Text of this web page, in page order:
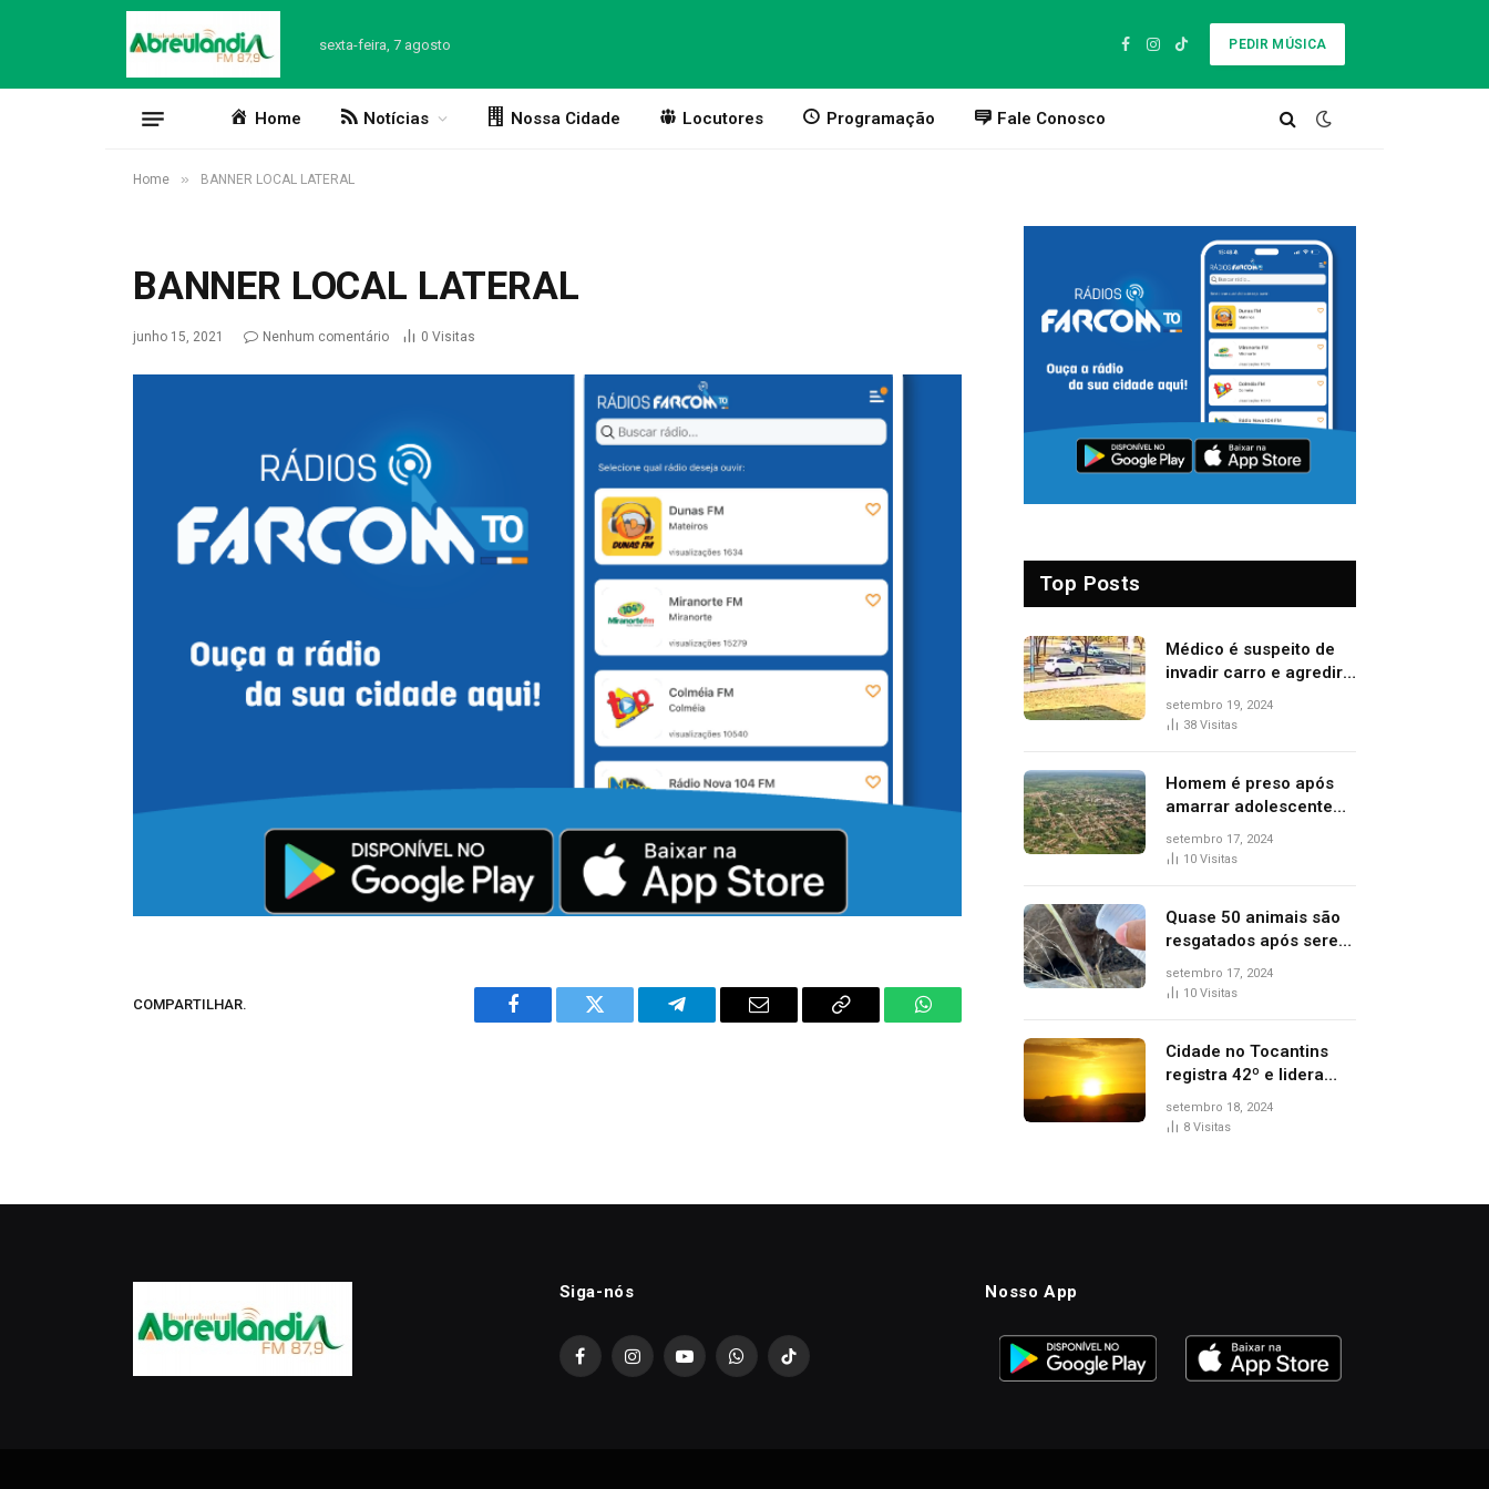
sexta-feira, 7 agosto
Facebook
Instagram
TikTok
PEDIR MÚSICA
Home Notícias Nossa Cidade Locutores Programação Fale Conosco
Home » BANNER LOCAL LATERAL
BANNER LOCAL LATERAL
junho 15, 2021 Nenhum comentário 0 Visitas
COMPARTILHAR.
Facebook Twitter Telegram Email
Copy
WhatsApp
Top Posts
Médico é suspeito de
invadir carro e agredir
delegado aposentado
durante confusão no
setembro 19, 2024
38 Visitas
Homem é preso após
amarrar adolescente
suspeito de furto em
estaca de cerca e
setembro 17, 2024
10 Visitas
Quase 50 animais são
resgatados após serem
vítimas de incêndios
florestais no Tocantins
setembro 17, 2024
10 Visitas
Cidade no Tocantins
registra 42º e lidera
lista de cidades mais
quentes do país, diz
setembro 18, 2024
8 Visitas
Siga-nós
FacebookInstagramYouTubeWhatsAppTikTok
Nosso App